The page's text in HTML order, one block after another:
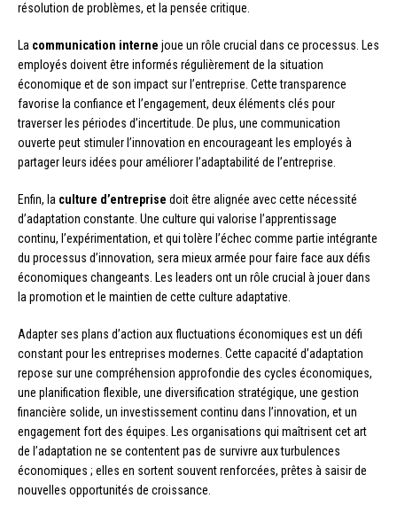
résolution de problèmes, et la pensée critique.
La communication interne joue un rôle crucial dans ce processus. Les
employés doivent être informés régulièrement de la situation
économique et de son impact sur l’entreprise. Cette transparence
favorise la confiance et l’engagement, deux éléments clés pour
traverser les périodes d’incertitude. De plus, une communication
ouverte peut stimuler l’innovation en encourageant les employés à
partager leurs idées pour améliorer l’adaptabilité de l’entreprise.
Enfin, la culture d’entreprise doit être alignée avec cette nécessité
d’adaptation constante. Une culture qui valorise l’apprentissage
continu, l’expérimentation, et qui tolère l’échec comme partie intégrante
du processus d’innovation, sera mieux armée pour faire face aux défis
économiques changeants. Les leaders ont un rôle crucial à jouer dans
la promotion et le maintien de cette culture adaptative.
Adapter ses plans d’action aux fluctuations économiques est un défi
constant pour les entreprises modernes. Cette capacité d’adaptation
repose sur une compréhension approfondie des cycles économiques,
une planification flexible, une diversification stratégique, une gestion
financière solide, un investissement continu dans l’innovation, et un
engagement fort des équipes. Les organisations qui maîtrisent cet art
de l’adaptation ne se contentent pas de survivre aux turbulences
économiques ; elles en sortent souvent renforcées, prêtes à saisir de
nouvelles opportunités de croissance.